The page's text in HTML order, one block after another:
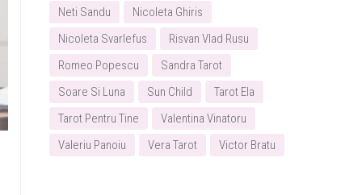
Neti Sandu
Nicoleta Ghiris
Nicoleta Svarlefus
Risvan Vlad Rusu
Romeo Popescu
Sandra Tarot
Soare Si Luna
Sun Child
Tarot Ela
Tarot Pentru Tine
Valentina Vinatoru
Valeriu Panoiu
Vera Tarot Victor Bratu